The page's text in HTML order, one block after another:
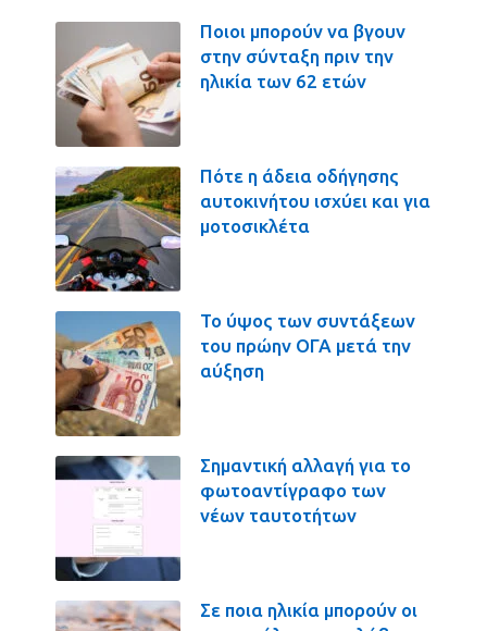
Ποιοι μπορούν να βγουν
στην σύνταξη πριν την
ηλικία των 62 ετών
Πότε η άδεια οδήγησης
αυτοκινήτου ισχύει και για
μοτοσικλέτα
Το ύψος των συντάξεων
του πρώην ΟΓΑ μετά την
αύξηση
Σημαντική αλλαγή για το
φωτοαντίγραφο των
νέων ταυτοτήτων
Σε ποια ηλικία μπορούν οι